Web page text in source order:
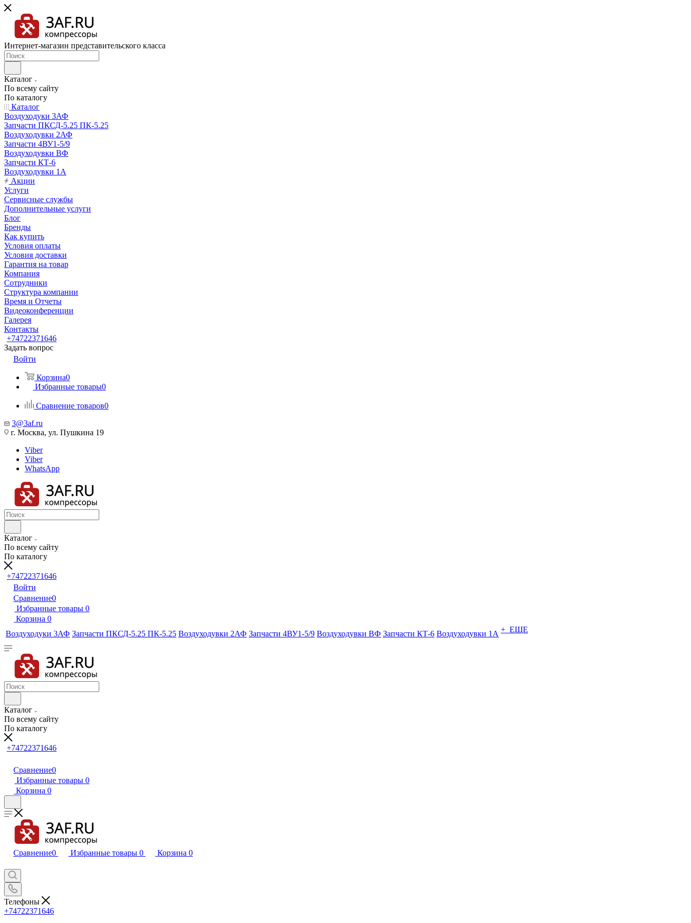
Интернет-магазин представительского класса
Каталог
По всему сайту
По каталогу
Каталог
Воздуходуки 3АФ
Запчасти ПКСД-5.25 ПК-5.25
Воздуходувки 2АФ
Запчасти 4ВУ1-5/9
Воздуходувки ВФ
Запчасти КТ-6
Воздуходувки 1А
Акции
Услуги
Сервисные службы
Дополнительные услуги
Блог
Бренды
Как купить
Условия оплаты
Условия доставки
Гарантия на товар
Компания
Сотрудники
Структура компании
Время и Отчеты
Видеоконференции
Галерея
Контакты
+74722371646
Задать вопрос
Войти
Корзина0
Избранные товары0
Сравнение товаров0
3@3af.ru
г. Москва, ул. Пушкина 19
Viber
Viber
WhatsApp
Каталог
По всему сайту
По каталогу
+74722371646
Войти
Сравнение0
Избранные товары 0
Корзина 0
Воздуходуки 3АФ Запчасти ПКСД-5.25 ПК-5.25 Воздуходувки 2АФ Запчасти 4ВУ1-5/9 Воздуходувки ВФ Запчасти КТ-6 Воздуходувки 1А + ЕЩЕ
Каталог
По всему сайту
По каталогу
+74722371646
Сравнение0
Избранные товары 0
Корзина 0
Сравнение0 Избранные товары 0 Корзина 0
Телефоны
+74722371646